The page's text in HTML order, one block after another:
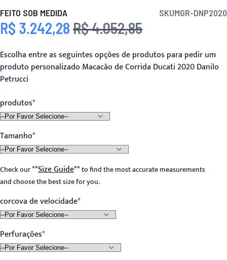
FEITO SOB MEDIDA SKUMGR-DNP2020
Preço Especial
R$ 3.242,28 Preço
R$ 4.052,85
Escolha entre as seguintes opções de produtos para pedir um
produto personalizado Macacão de Corrida Ducati 2020 Danilo
Petrucci
produtos
Tamanho
Check our**Size Guide**to find the most accurate measurements
and choose the best size for you.
corcova de velocidade
Perfurações